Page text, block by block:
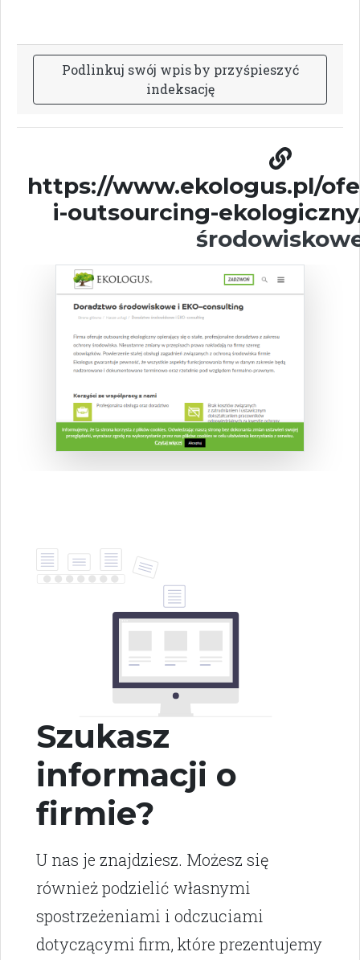
Podlinkuj swój wpisby przyśpieszyć
indeksację
https://www.ekologus.pl/
i-outsourcing-
Szukasz
informacji o
firmie?
U nas je znajdziesz. Możesz się
również podzielić własnymi
spostrzeżeniami i odczuciami
dotyczącymi firm, które prezentujemy